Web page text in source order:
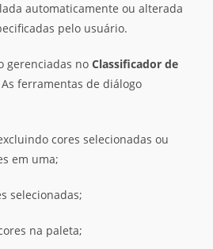
automaticamente ou alterada
pelo usuário.
gerenciadas noClassificador de
ferramentas de diálogo
cores selecionadas ou
em uma;
na paleta;